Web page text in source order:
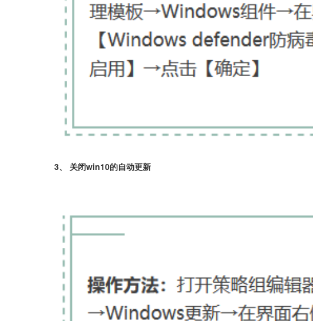
3、 关闭win10的自动更新